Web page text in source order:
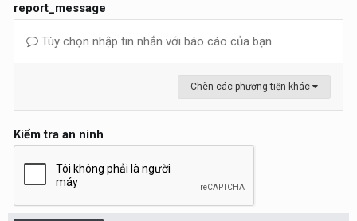
report_message
Tùy chọn nhập tin nhắn với báo cáo của bạn.
Chèn các phương tiện khác
Kiểm tra an ninh